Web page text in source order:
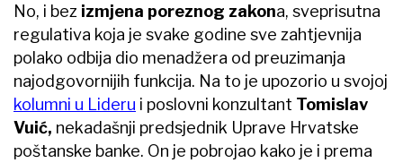
No, i bez izmjena poreznog zakona, sveprisutna
regulativa koja je svake godine sve zahtjevnija
polako odbija dio menadžera od preuzimanja
najodgovornijih funkcija. Na to je upozorio u svojoj
kolumni u Lideru i poslovni konzultant Tomislav
Vuić, nekadašnji predsjednik Uprave Hrvatske
poštanske banke. On je pobrojao kako je i prema